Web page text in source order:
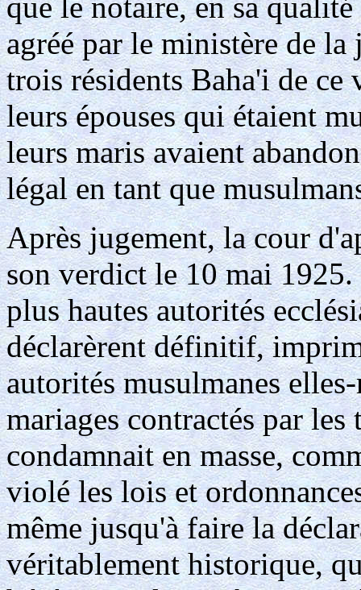
agréé par le ministère de
trois résidents Baha'i de
leurs épouses qui étaient
leurs maris avaient
légal en tant que
Après jugement, la cour
son verdict le 10 mai
plus hautes autorités
déclarèrent définitif,
autorités musulmanes
mariages contractés par
condamnait en masse,
violé les lois et
même jusqu'à faire la
véritablement historique,